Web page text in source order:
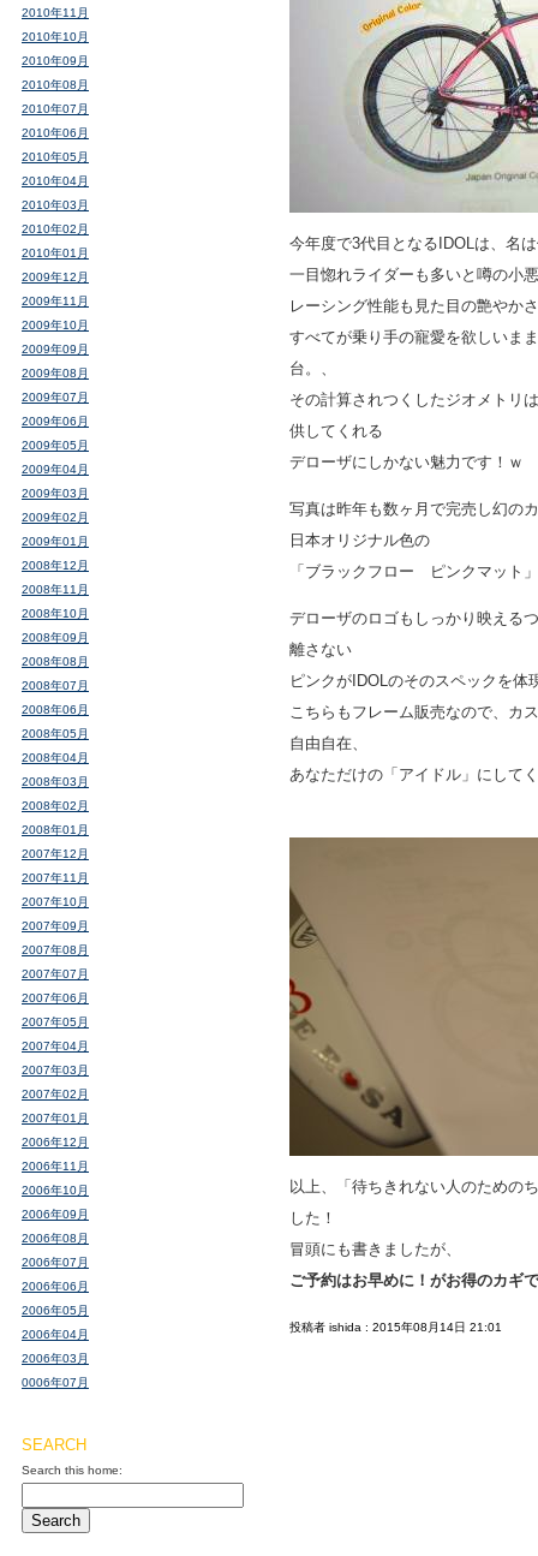
今年度で3代目となるIDOLは、名
一目惚れライダーも多いと噂の小
レーシング性能も見た目の艶やか
すべてが乗り手の寵愛を欲しいま
台。、
その計算されつくしたジオメトリ
供してくれる
デローザにしかない魅力です！ｗ
写真は昨年も数ヶ月で完売し幻の
日本オリジナル色の
「ブラックフロー ピンクマット」
デローザのロゴもしっかり映える
離さない
ピンクがIDOLのそのスペックを体
こちらもフレーム販売なので、カ
自由自在、
あなただけの「アイドル」にして
以上、「待ちきれない人のための
した！
冒頭にも書きましたが、
ご予約はお早めに！がお得のカギ
投稿者 ishida : 2015年08月14日 21:01
2010年11月
2010年10月
2010年09月
2010年08月
2010年07月
2010年06月
2010年05月
2010年04月
2010年03月
2010年02月
2010年01月
2009年12月
2009年11月
2009年10月
2009年09月
2009年08月
2009年07月
2009年06月
2009年05月
2009年04月
2009年03月
2009年02月
2009年01月
2008年12月
2008年11月
2008年10月
2008年09月
2008年08月
2008年07月
2008年06月
2008年05月
2008年04月
2008年03月
2008年02月
2008年01月
2007年12月
2007年11月
2007年10月
2007年09月
2007年08月
2007年07月
2007年06月
2007年05月
2007年04月
2007年03月
2007年02月
2007年01月
2006年12月
2006年11月
2006年10月
2006年09月
2006年08月
2006年07月
2006年06月
2006年05月
2006年04月
2006年03月
0006年07月
SEARCH
Search this home: